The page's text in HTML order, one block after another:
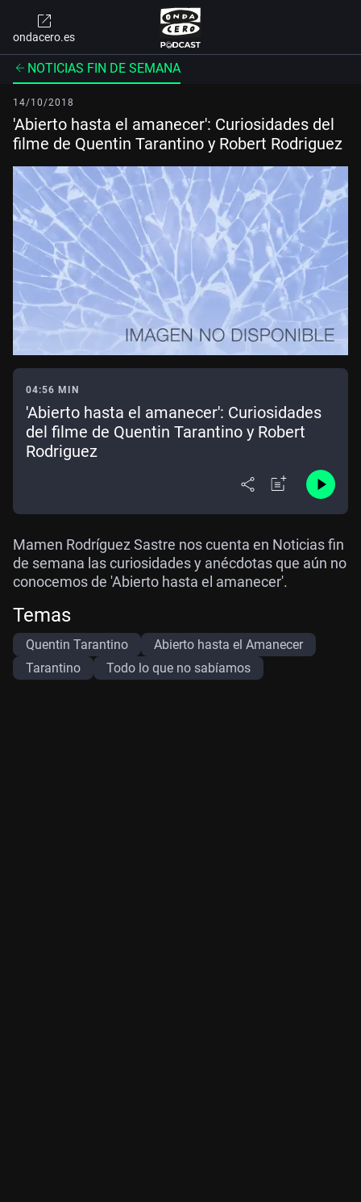
ondacero.es
NOTICIAS FIN DE SEMANA
14/10/2018
'Abierto hasta el amanecer': Curiosidades del
filme de Quentin Tarantino y Robert Rodriguez
04:56 MIN
'Abierto hasta el amanecer': Curiosidades
del filme de Quentin Tarantino y Robert
Rodriguez
Mamen Rodríguez Sastre nos cuenta en Noticias fin
de semana las curiosidades y anécdotas que aún no
conocemos de 'Abierto hasta el amanecer'.
Temas
Quentin Tarantino
Abierto hasta el Amanecer
Tarantino
Todo lo que no sabíamos